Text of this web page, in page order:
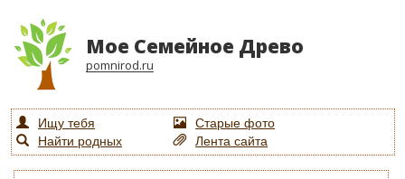
Мое Семейное Древо
pomnirod.ru
Ищу тебя
Старые фото
Найти родных
Лента сайта